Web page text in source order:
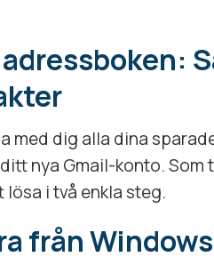
med dig alla dina
nya Gmail-konto. Som
i två enkla steg.
från